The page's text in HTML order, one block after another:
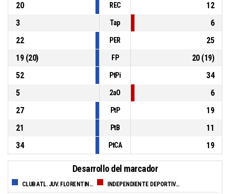
20
REC
12
3
Tap
6
22
PER
25
19(20) FP 20(19)
52
PtPi
34
5
2aO
6
27
PtP
19
21
PtB
11
34
PtCA 19
Desarrollo del marcador
CLUB ATL. JUV. FLORENTINO AMEGHINO DE VILLA MARIA INDEPENDIENTE DEPORTIVO SOCIAL CLUB DE OLIVA